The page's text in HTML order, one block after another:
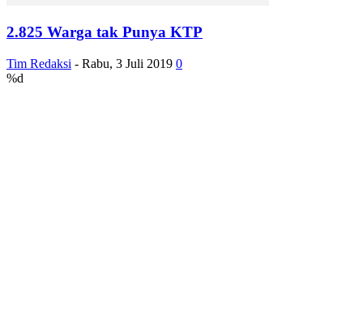
2.825 Warga tak Punya KTP
Tim Redaksi - Rabu, 3 Juli 2019 0
%d